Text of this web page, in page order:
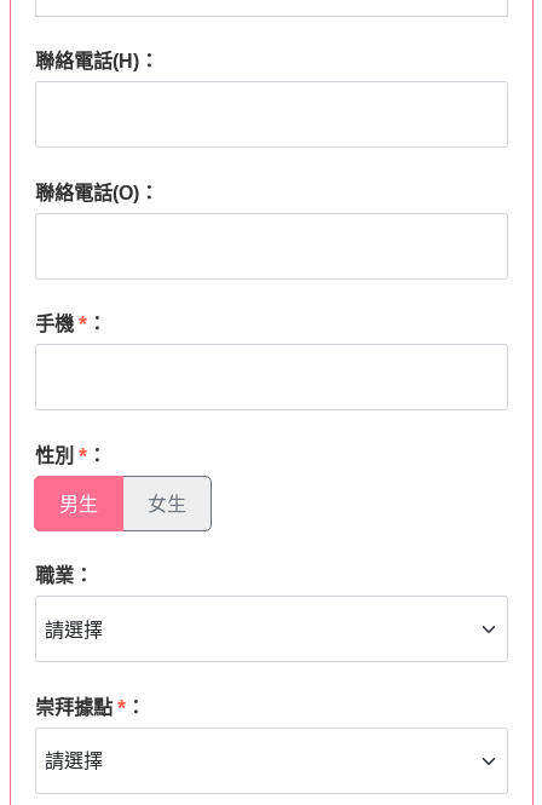
聯絡電話(H)：
聯絡電話(O)：
手機 *：
性別 *：
男生 女生
職業：
崇拜據點 *：